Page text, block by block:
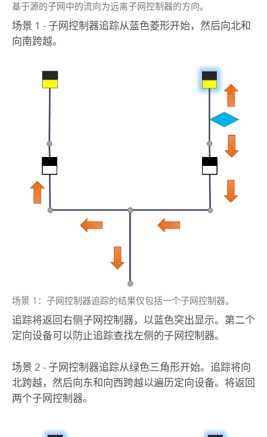
基于源的子网中的流向为远离子网控制器的方向。
场景 1 - 子网控制器追踪从蓝色菱形开始，然后向北和
向南跨越。
场景 1：子网控制器追踪的结果仅包括一个子网控制器。
追踪将返回右侧子网控制器，以蓝色突出显示。第二个
定向设备可以防止追踪查找左侧的子网控制器。
场景 2 - 子网控制器追踪从绿色三角形开始。追踪将向
北跨越，然后向东和向西跨越以遍历定向设备。将返回
两个子网控制器。